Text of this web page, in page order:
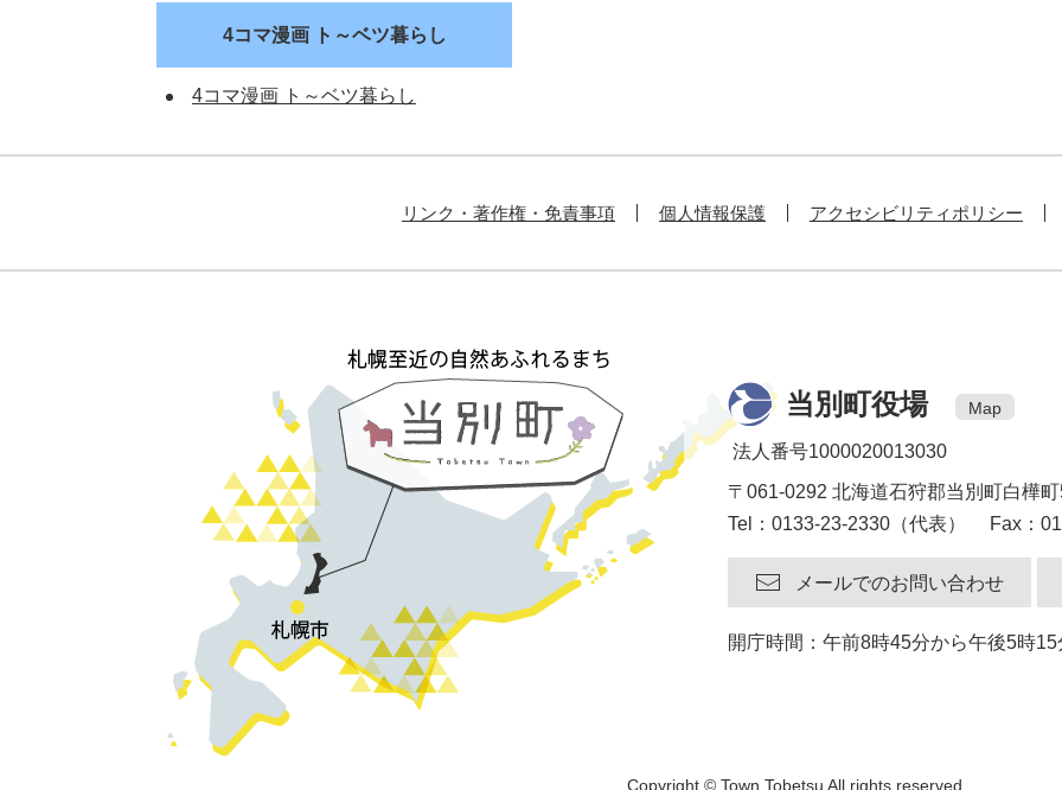
4コマ漫画 ト～ベツ暮らし
4コマ漫画 ト～ベツ暮らし
リンク・著作権・免責事項 個人情報保護 アクセシビリティポリシー
当別町役場 Map
法人番号1000020013030
〒061-0292 北海道石狩郡当別町白樺
Tel：0133-23-2330（代表） Fax：
メールでのお問い合わせ
開庁時間：午前8時45分から午後5時
Copyright © Town Tobetsu All rights reserved.